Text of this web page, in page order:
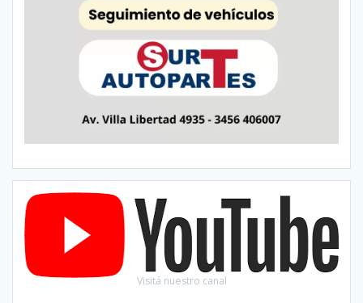
Visitá nuestro canal